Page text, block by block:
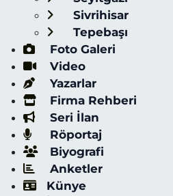
Sivrihisar
Tepebaşı
Foto Galeri
Video
Yazarlar
Firma Rehberi
Seri İlan
Röportaj
Biyografi
Anketler
Künye